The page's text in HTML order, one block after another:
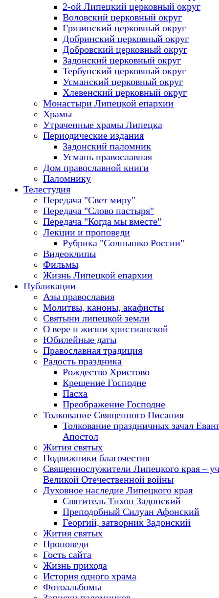
2-ой Липецкий церковный округ
Воловский церковный округ
Грязинский церковный округ
Добринский церковный округ
Добровский церковный округ
Задонский церковный округ
Тербунский церковный округ
Усманский церковный округ
Хлевенский церковный округ
Монастыри Липецкой епархии
Храмы
Утраченные храмы Липецка
Периодические издания
Задонский паломник
Усмань православная
Дом православной книги
Паломнику
Телестудия
Передача "Свет миру"
Передача "Слово пастыря"
Передача "Когда мы вместе"
Лекции и проповеди
Рубрика "Солнышко России"
Видеоклипы
Фильмы
Жизнь Липецкой епархии
Публикации
Азы православия
Молитвы, каноны, акафисты
Святыни липецкой земли
О вере и жизни христианской
Юбилейные даты
Православная традиция
Радость праздника
Рождество Христово
Крещение Господне
Пасха
Преображение Господне
Толкование Священного Писания
Толкование праздничных зачал
Апостол
Жития святых
Подвижники благочестия
Священнослужители Липецкого края –
Великой Отечественной войны
Духовное наследие Липецкого края
Святитель Тихон Задонский
Преподобный Силуан Афонский
Георгий, затворник Задонский
Жития святых
Проповеди
Гость сайта
Жизнь прихода
История одного храма
Фотоальбомы